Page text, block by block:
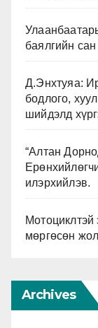
баялгийн
Д.Энхтуяа:
бодлого,
шийдэлд
“Алтан
илэрхийлэв.
Мотоциклтэй
мөргөсөн
Archives